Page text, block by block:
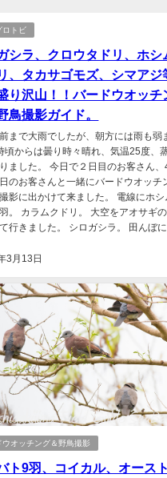
ロトビ
シラ、クロウタドリ、ホシ
、タカサゴモズ、シマアジ
り沢山！！バードウオッチ
鳥撮影ガイド。
まで大雨でしたが、朝方には雨も弱
頃からは曇り時々晴れ、気温25度、
ました。 今日で２日目のお客さん、
のお客さんと一緒にバードウオッチ
影に出かけて来ました。 電線にホシ
羽。 カラムクドリ。 大空をアオサギ
行きました。 シロガシラ。 田んぼ
3月13日
ウオッチング＆野鳥撮影
ト9羽、コイカル、オース